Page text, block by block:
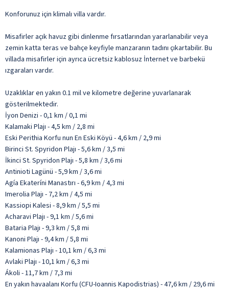
Konforunuz için klimalı villa vardır.
Misafirler açık havuz gibi dinlenme fırsatlarından yararlanabilir veya
zemin katta teras ve bahçe keyfiyle manzaranın tadını çıkartabilir. Bu
villada misafirler için ayrıca ücretsiz kablosuz İnternet ve barbekü
ızgaraları vardır.
Uzaklıklar en yakın 0.1 mil ve kilometre değerine yuvarlanarak
gösterilmektedir.
İyon Denizi - 0,1 km / 0,1 mi
Kalamaki Plajı - 4,5 km / 2,8 mi
Eski Perithia Korfu nun En Eski Köyü - 4,6 km / 2,9 mi
Birinci St. Spyridon Plajı - 5,6 km / 3,5 mi
İkinci St. Spyridon Plajı - 5,8 km / 3,6 mi
Antinioti Lagünü - 5,9 km / 3,6 mi
Agía Ekateríni Manastırı - 6,9 km / 4,3 mi
Imerolia Plajı - 7,2 km / 4,5 mi
Kassiopi Kalesi - 8,9 km / 5,5 mi
Acharavi Plajı - 9,1 km / 5,6 mi
Bataria Plajı - 9,3 km / 5,8 mi
Kanoni Plajı - 9,4 km / 5,8 mi
Kalamionas Plajı - 10,1 km / 6,3 mi
Avlaki Plajı - 10,1 km / 6,3 mi
Ákoli - 11,7 km / 7,3 mi
En yakın havaalanı Korfu (CFU-Ioannis Kapodistrias) - 47,6 km / 29,6 mi